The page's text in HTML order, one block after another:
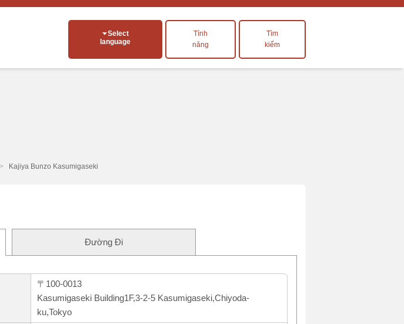
Select
language
Tính
năng
Tìm
kiếm
Kajiya Bunzo Kasumigaseki
Đường Đi
〒100-0013
Kasumigaseki Building1F,3-2-5 Kasumigaseki,Chiyoda-
ku,Tokyo